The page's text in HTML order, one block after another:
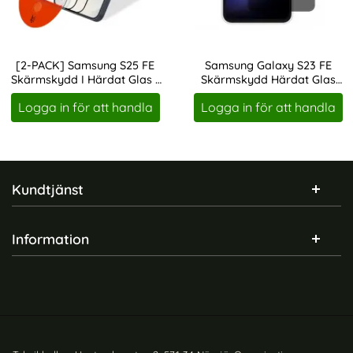
Tillgänglighet:
I lager Tillgänglighet:
I lager
[2-PACK] Samsung S25 FE
Skärmskydd I Härdat Glas -
Med Monteringsram
Art. nr 246492
Logga in för att handla
Samsung Galaxy S23 FE
Skärmskydd Härdat Glas
Priva
Art. nr 223787
Logga in för att handla
Sidfot Blandad info och länkar
Kundtjänst
Information